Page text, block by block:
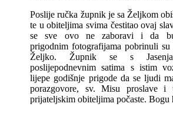
Poslije ručka župnik je sa Željkom
te u obiteljima svima čestitao ovaj
se sve ovo ne zaboravi i da
prigodnim fotografijama pobrinuli
Željko. Župnik se s
poslijepodnevnim satima s istim
lijepe godišnje prigode da se ljudi
porazgovore, sv. Misu proslave
prijateljskim obiteljima počaste. Bogu